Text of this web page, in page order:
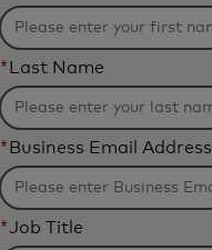
* Last Name
* Business Email Address
*Job Title